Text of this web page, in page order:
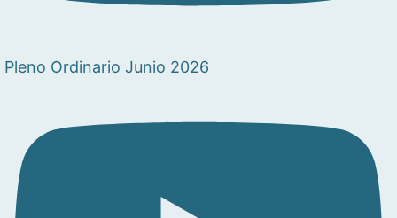
Pleno Ordinario Junio 2026